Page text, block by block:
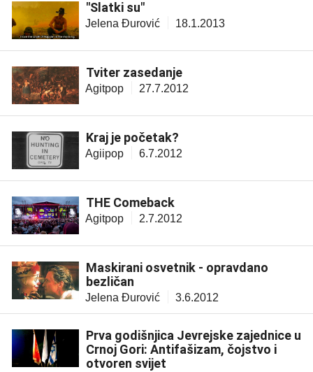
"Slatki su"
Jelena Đurović 18.1.2013
Tviter zasedanje
Agitpop 27.7.2012
Kraj je početak?
Agiipop 6.7.2012
THE Comeback
Agitpop 2.7.2012
Maskirani osvetnik - opravdano
bezličan
Jelena Đurović 3.6.2012
Prva godišnjica Jevrejske zajednice u
Crnoj Gori: Antifašizam, čojstvo i
otvoren svijet